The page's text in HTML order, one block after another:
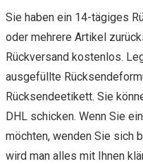
Sie haben ein 14-tägiges
oder mehrere Artikel
Rückversand kostenlos.
ausgefüllte
Rücksendeetikett. Sie
DHL schicken. Wenn Sie
möchten, wenden Sie sich
wird man alles mit Ihnen